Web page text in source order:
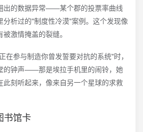
出的数据异常——某个郡的投票率曲线
分析过的"制度性冷漠"案例。这个发现像
激情掩盖的裂缝。
在参与制造你曾发誓要对抗的系统"时，
的钟声——那是埃拉手机里的闹铃，她
此刻听起来，像来自另一个星球的求救
书馆卡